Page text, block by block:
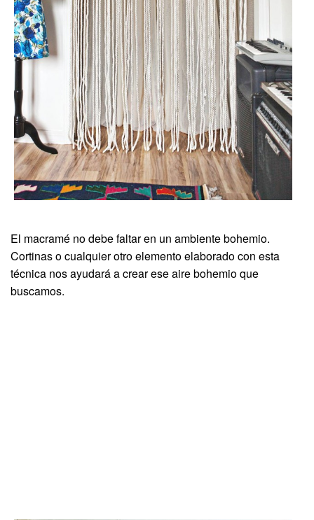
El macramé no debe faltar en un ambiente bohemio.
Cortinas o cualquier otro elemento elaborado con esta
técnica nos ayudará a crear ese aire bohemio que
buscamos.